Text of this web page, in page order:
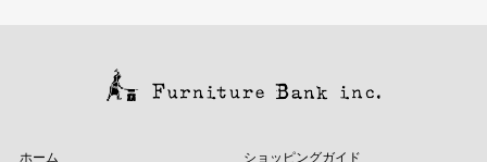
ホーム ショッピングガイド